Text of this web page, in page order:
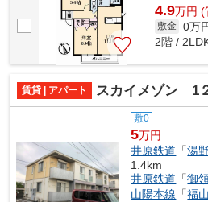
4.9万円 (
敷金 0万
2階 /
賃貸 | アパート スカイメゾン 1
敷0
5万円
井原鉄道 「湯
1.4km
井原鉄道 「御
山陽本線 「福山